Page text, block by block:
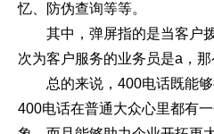
忆、防伪查询等等。
其中，弹屏指的是当客户
次为客户服务的业务员是a，
总的来说，400电话既能
400电话在普通大众心里都有